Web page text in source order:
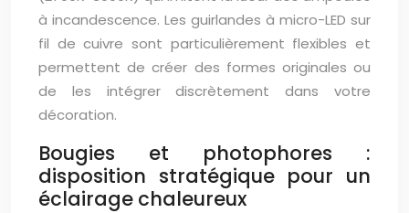
à incandescence. Les guirlandes à micro-LED sur
fil de cuivre sont particulièrement flexibles et
permettent de créer des formes originales ou
de les intégrer discrètement dans votre
décoration.
Bougies et photophores :
disposition stratégique pour un
éclairage chaleureux